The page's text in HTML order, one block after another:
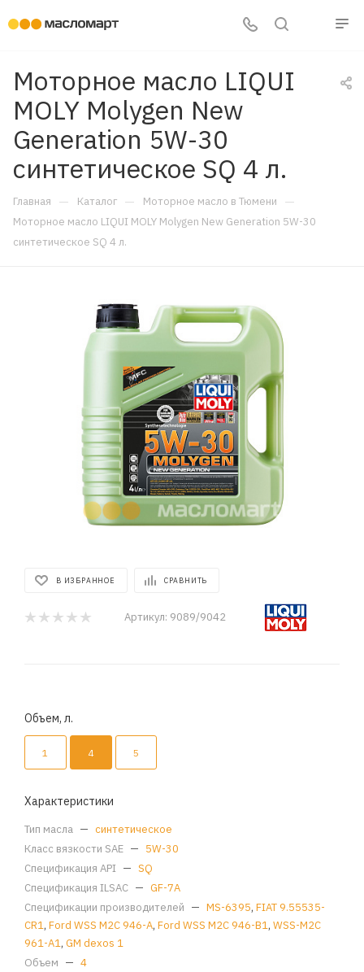
Моторное масло LIQUI
MOLY Molygen New
Generation 5W-30
синтетическое SQ 4 л.
Главная — Каталог — Моторное масло в Тюмени —
Моторное масло LIQUI MOLY Molygen New Generation 5W-30
синтетическое SQ 4 л.
В ИЗБРАННОЕ СРАВНИТЬ
Артикул: 9089/9042
Объем, л.
1 4 5
Характеристики
Тип масла — синтетическое
Класс вязкости SAE — 5W-30
Спецификация API — SQ
Спецификация ILSAC — GF-7A
Спецификации производителей — MS-6395, FIAT 9.55535-
CR1, Ford WSS M2C 946-A, Ford WSS M2C 946-B1, WSS-M2C
961-A1, GM dexos 1
Объем — 4